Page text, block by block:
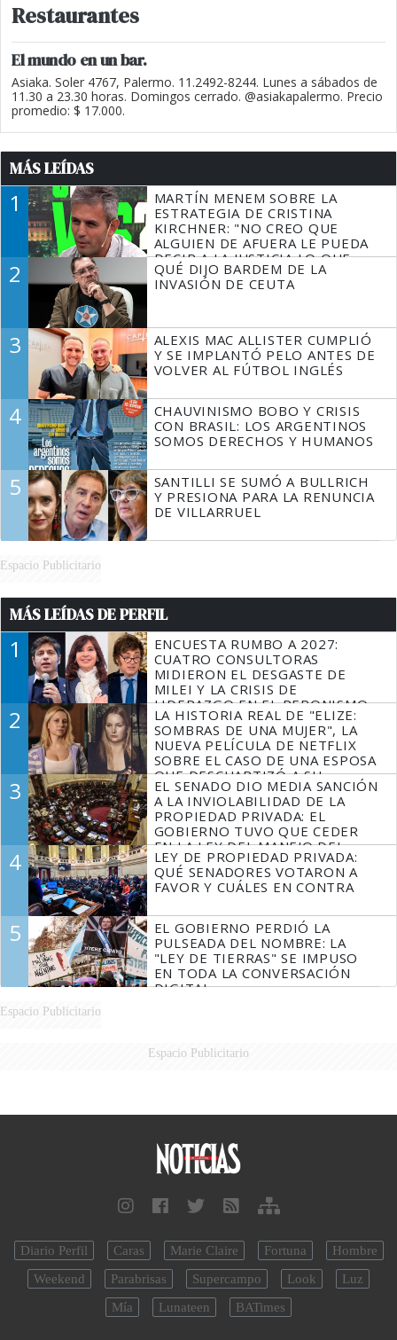
Restaurantes
El mundo en un bar.
Asiaka. Soler 4767, Palermo. 11.2492-8244. Lunes a sábados de
11.30 a 23.30 horas. Domingos cerrado. @asiakapalermo. Precio
promedio: $ 17.000.
MÁS LEÍDAS
1
MARTÍN MENEM SOBRE LA
ESTRATEGIA DE CRISTINA
KIRCHNER: "NO CREO QUE
ALGUIEN DE AFUERA LE PUEDA
DECIR A LA JUSTICIA LO QUE
TIENE QUE HACER"
2
QUÉ DIJO BARDEM DE LA
INVASIÓN DE CEUTA
3
ALEXIS MAC ALLISTER CUMPLIÓ
Y SE IMPLANTÓ PELO ANTES DE
VOLVER AL FÚTBOL INGLÉS
4
CHAUVINISMO BOBO Y CRISIS
CON BRASIL: LOS ARGENTINOS
SOMOS DERECHOS Y HUMANOS
5
SANTILLI SE SUMÓ A BULLRICH
Y PRESIONA PARA LA RENUNCIA
DE VILLARRUEL
Espacio Publicitario
MÁS LEÍDAS DE PERFIL
1
ENCUESTA RUMBO A 2027:
CUATRO CONSULTORAS
MIDIERON EL DESGASTE DE
MILEI Y LA CRISIS DE
LIDERAZGO EN EL PERONISMO
2
LA HISTORIA REAL DE "ELIZE:
SOMBRAS DE UNA MUJER", LA
NUEVA PELÍCULA DE NETFLIX
SOBRE EL CASO DE UNA ESPOSA
QUE DESCUARTIZÓ A SU
MARIDO
3
EL SENADO DIO MEDIA SANCIÓN
A LA INVIOLABILIDAD DE LA
PROPIEDAD PRIVADA: EL
GOBIERNO TUVO QUE CEDER
EN LA LEY DEL MANEJO DEL
FUEGO
4
LEY DE PROPIEDAD PRIVADA:
QUÉ SENADORES VOTARON A
FAVOR Y CUÁLES EN CONTRA
5
EL GOBIERNO PERDIÓ LA
PULSEADA DEL NOMBRE: LA
"LEY DE TIERRAS" SE IMPUSO
EN TODA LA CONVERSACIÓN
DIGITAL
Espacio Publicitario
Espacio Publicitario
Diario Perfil Caras Marie Claire Fortuna
Hombre
Weekend
Parabrisas Supercampo Look
Luz
Mía
Lunateen BATimes